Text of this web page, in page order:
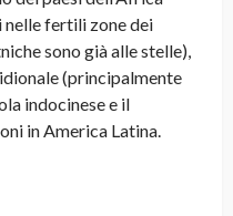
fertili zone dei
sono già alle stelle),
(principalmente
indocinese e il
inAmerica Latina.